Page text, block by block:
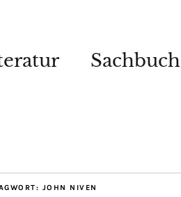
Sachbuch
JOHN NIVEN